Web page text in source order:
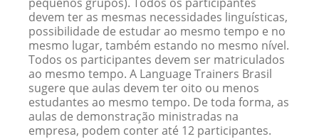
devem ter as mesmas necessidades linguísticas,
possibilidade de estudar ao mesmo tempo e no
mesmo lugar, também estando no mesmo nível.
Todos os participantes devem ser matriculados
ao mesmo tempo. A Language Trainers Brasil
sugere que aulas devem ter oito ou menos
estudantes ao mesmo tempo. De toda forma, as
aulas de demonstração ministradas na
empresa, podem conter até 12 participantes.